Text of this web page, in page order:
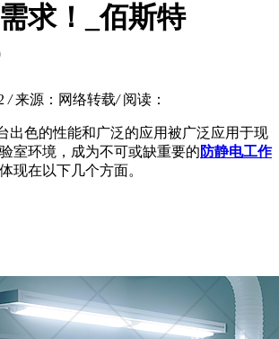
求！_佰斯特
/ 来源：网络转载/ 阅读：
出色的性能和广泛的应用被广泛应用于现
室环境，成为不可或缺重要的 防静电工作
现在以下几个方面。